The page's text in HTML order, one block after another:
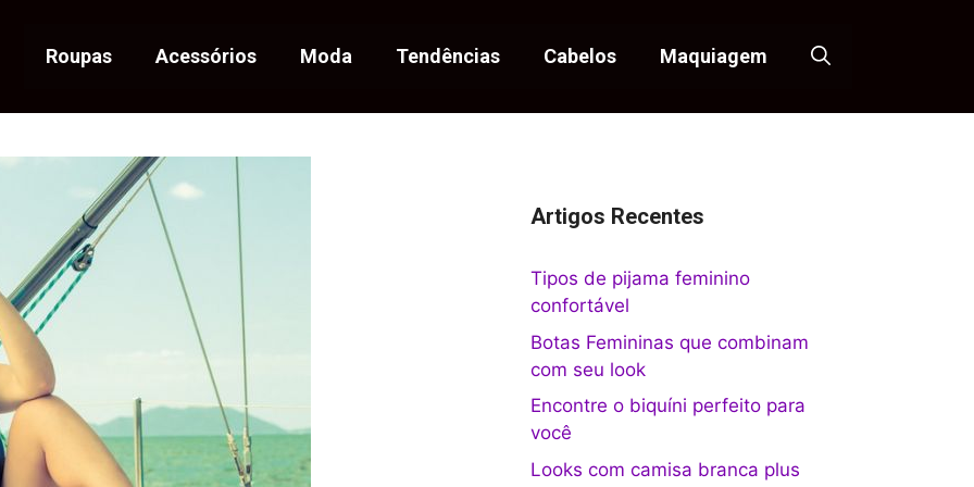
Roupas Acessórios Moda Tendências Cabelos Maquiagem
Artigos Recentes
Tipos de pijama feminino
confortável
Botas Femininas que combinam
com seu look
Encontre o biquíni perfeito para
você
Looks com camisa branca plus